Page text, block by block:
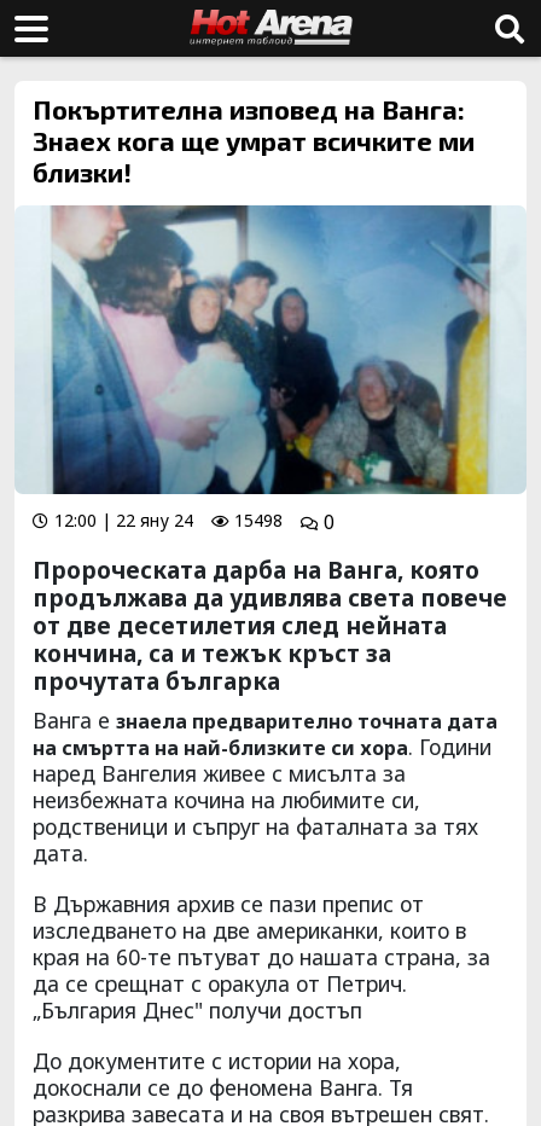
Покъртителна изповед на Ванга:
Знаех кога ще умрат всичките ми
близки!
12:00 | 22 яну 24 15498 0
Пророческата дарба на Ванга, която
продължава да удивлява света повече
от две десетилетия след нейната
кончина, са и тежък кръст за
прочутата българка
Ванга е знаела предварително точната дата
на смъртта на най-близките си хора. Години
наред Вангелия живее с мисълта за
неизбежната кочина на любимите си,
родственици и съпруг на фаталната за тях
дата.
В Държавния архив се пази препис от
изследването на две американки, които в
края на 60-те пътуват до нашата страна, за
да се срещнат с оракула от Петрич.
„България Днес" получи достъп
До документите с истории на хора,
докоснали се до феномена Ванга. Тя
разкрива завесата и на своя вътрешен свят.